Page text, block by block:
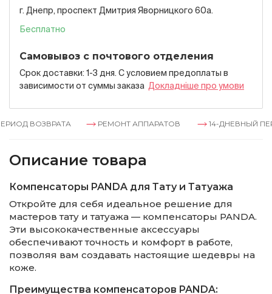
г. Днепр, проспект Дмитрия Яворницкого 60а.
Бесплатно
Самовывоз с почтового отделения
Срок доставки: 1-3 дня. С условием предоплаты в
зависимости от суммы заказа Докладнiше про умови
ВОЗВРАТА РЕМОНТ АППАРАТОВ 14-ДНЕВНЫЙ
Описание товара
Компенсаторы PANDA для Тату и Татуажа
Откройте для себя идеальное решение для
мастеров тату и татуажа — компенсаторы PANDA.
Эти высококачественные аксессуары
обеспечивают точность и комфорт в работе,
позволяя вам создавать настоящие шедевры на
коже.
Преимущества компенсаторов PANDA: